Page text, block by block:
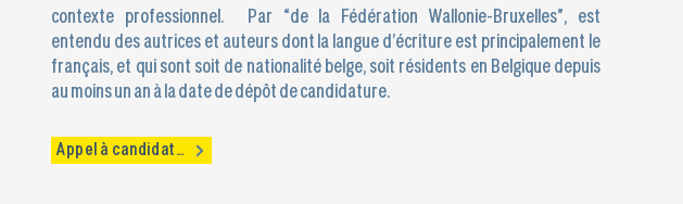
contexte professionnel. Par “de la Fédération Wallonie-Bruxelles”, est
entendu des autrices et auteurs dont la langue d’écriture est principalement le
français, et qui sont soit de nationalité belge, soit résidents en Belgique depuis
au moins un an à la date de dépôt de candidature.
Appel à candidature